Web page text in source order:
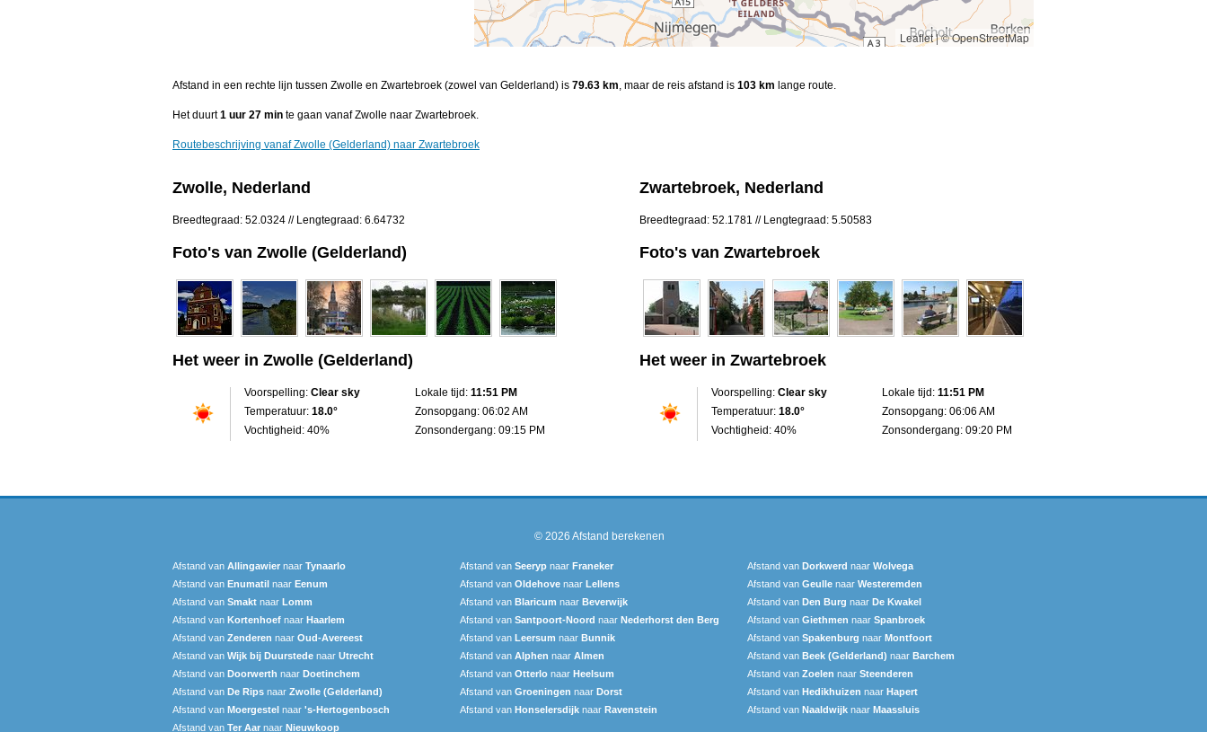
Leaflet|© OpenStreetMap
Afstand in een rechte lijn tussen Zwolle en Zwartebroek (zowel van Gelderland) is 79.63 km, maar de reis afstand is 103 km lange route.
Het duurt1 uur 27 min te gaan vanaf Zwolle naar Zwartebroek.
Routebeschrijving vanaf Zwolle (Gelderland) naar Zwartebroek
Zwolle, Nederland
Breedtegraad: 52.0324 // Lengtegraad: 6.64732
Foto's van Zwolle (Gelderland)
Het weer in Zwolle (Gelderland)
Voorspelling: Clear sky
Temperatuur: 18.0°
Vochtigheid: 40%
Lokale tijd: 11:51 PM
Zonsopgang: 06:02 AM
Zonsondergang: 09:15 PM
Zwartebroek, Nederland
Breedtegraad: 52.1781 // Lengtegraad: 5.50583
Foto's van Zwartebroek
Het weer in Zwartebroek
Voorspelling: Clear sky
Temperatuur: 18.0°
Vochtigheid: 40%
Lokale tijd: 11:51 PM
Zonsopgang: 06:06 AM
Zonsondergang: 09:20 PM
© 2026 Afstand berekenen
Afstand van Allingawier naar Tynaarlo Afstand van Seeryp naar Franeker Afstand van Dorkwerd naar Wolvega
Afstand van Enumatil naar Eenum Afstand van Oldehove naar Lellens Afstand van Geulle naar Westeremden
Afstand van Smakt naar Lomm Afstand van Blaricum naar Beverwijk Afstand van Den Burg naar De Kwakel
Afstand van Kortenhoef naar Haarlem Afstand van Santpoort-Noord naar Nederhorst den Berg Afstand van Giethmen naar Spanbroek
Afstand van Zenderen naar Oud-Avereest Afstand van Leersum naar Bunnik Afstand van Spakenburg naar Montfoort
Afstand van Wijk bij Duurstede naar Utrecht Afstand van Alphen naar Almen Afstand van Beek (Gelderland) naar Barchem
Afstand van Doorwerth naar Doetinchem Afstand van Otterlo naar Heelsum Afstand van Zoelen naar Steenderen
Afstand van De Rips naar Zwolle (Gelderland) Afstand van Groeningen naar Dorst Afstand van Hedikhuizen naar Hapert
Afstand van Moergestel naar 's-Hertogenbosch Afstand van Honselersdijk naar Ravenstein Afstand van Naaldwijk naar Maassluis
Afstand van Ter Aar‎ naar Nieuwkoop